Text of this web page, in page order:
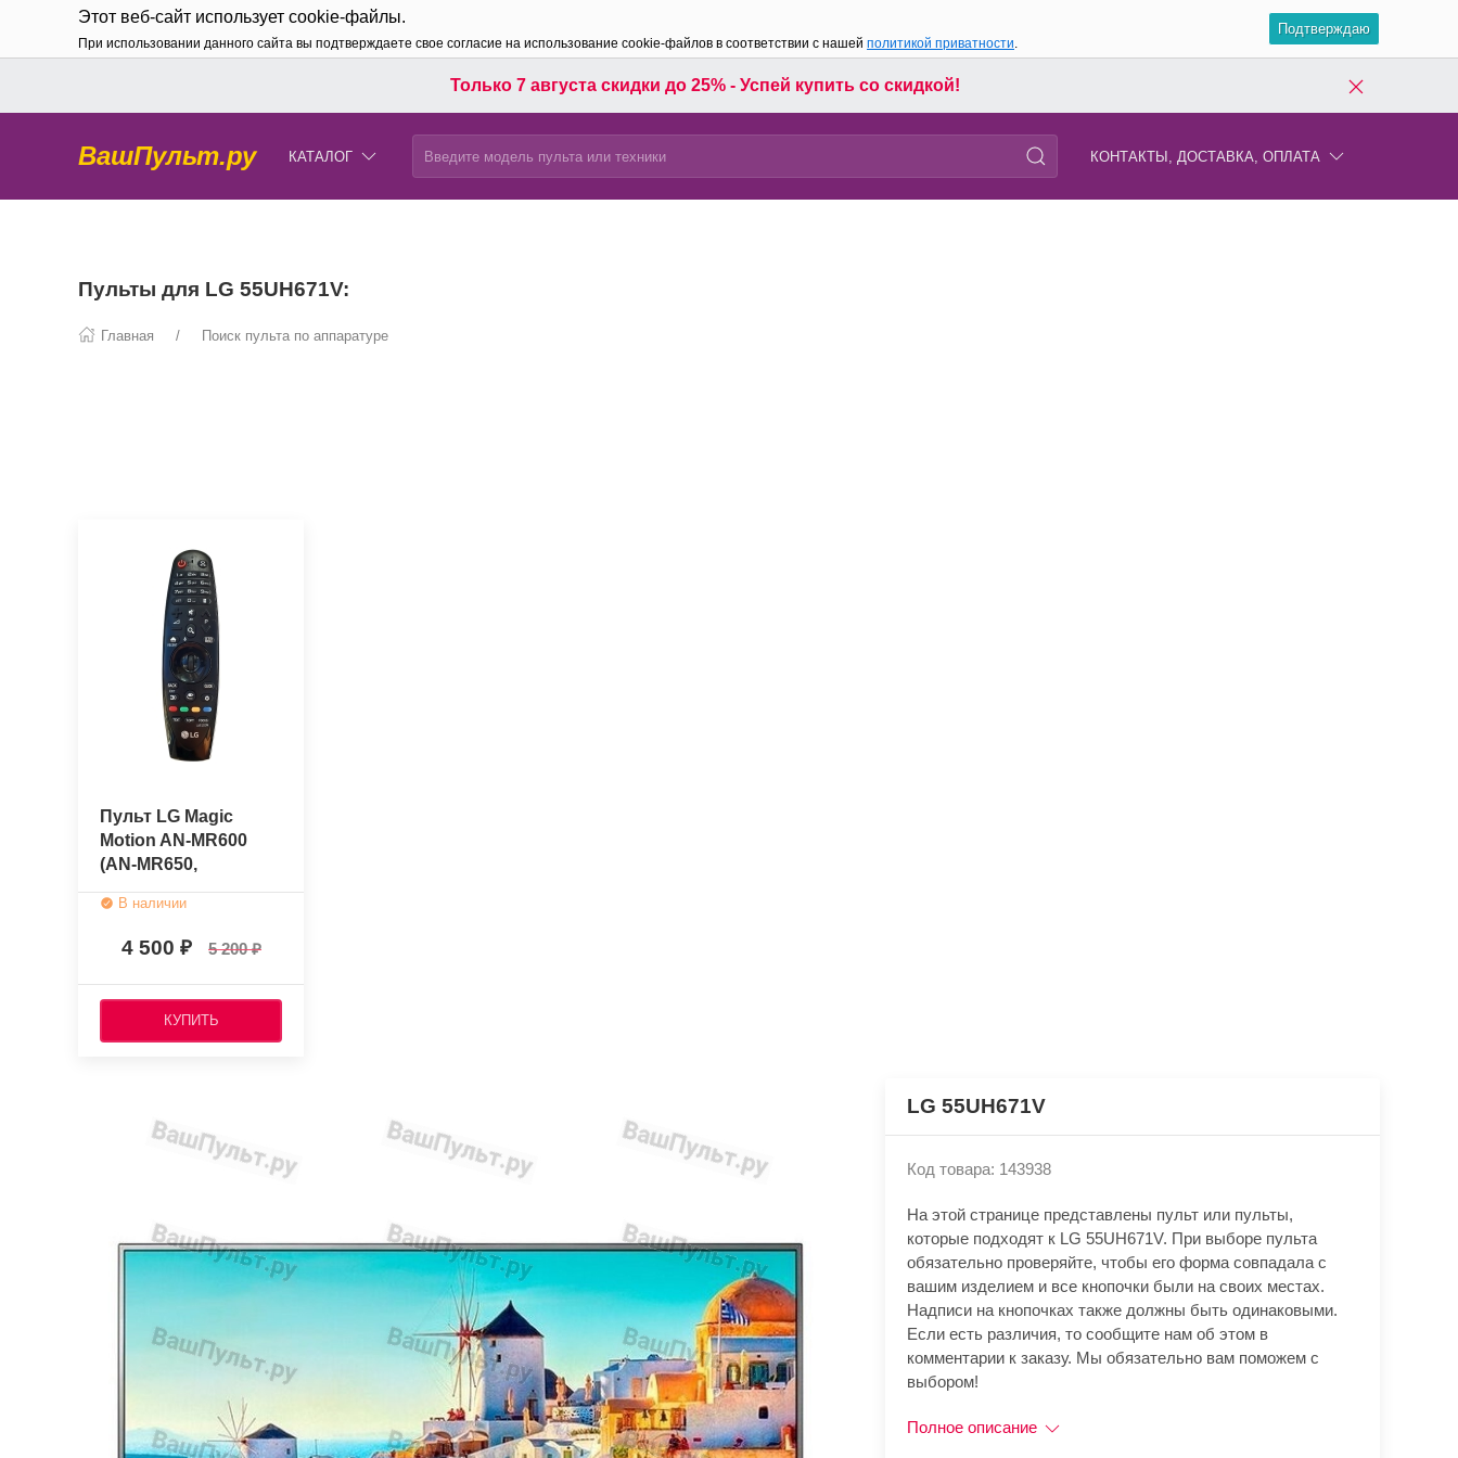
Этот веб-сайт использует cookie-файлы.
При использовании данного сайта вы подтверждаете свое согласие на использование cookie-файлов в соответствии с нашей политикой приватности.
Подтверждаю
Только 7 августа скидки до 25% - Успей купить со скидкой!
ВашПульт.ру КАТАЛОГ КОНТАКТЫ, ДОСТАВКА, ОПЛАТА
Пульты для LG 55UH671V:
Главная Поиск пульта по аппаратуре
Пульт LG Magic
Motion AN-MR600
(AN-MR650,
AKB74855415)
(оригинальный)
В наличии
4 500 5 200
КУПИТЬ
LG 55UH671V
Код товара: 143938
На этой странице представлены пульт или пульты,
которые подходят к LG 55UH671V. При выборе пульта
обязательно проверяйте, чтобы его форма совпадала с
вашим изделием и все кнопочки были на своих местах.
Надписи на кнопочках также должны быть одинаковыми.
Если есть различия, то сообщите нам об этом в
комментарии к заказу. Мы обязательно вам поможем с
выбором!
Полное описание